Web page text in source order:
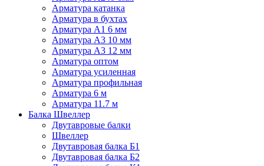
Арматура катанка
Арматура в бухтах
Арматура А1 6 мм
Арматура А3 10 мм
Арматура А3 12 мм
Арматура оптом
Арматура усиленная
Арматура профильная
Арматура 6 м
Арматура 11.7 м
Балка Швеллер
Двутавровые балки
Швеллер
Двутавровая балка Б1
Двутавровая балка Б2